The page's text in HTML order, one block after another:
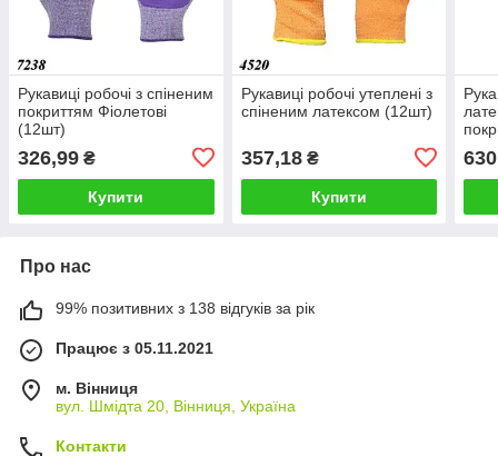
Рукавиці робочі з спіненим
покриттям Фіолетові
(12шт)
326,99 ₴
Купити
Рукавиці робочі утеплені з
спіненим латексом (12шт)
357,18₴
Купити
Про нас
99% позитивних з 138 відгуків за рік
Працює з 05.11.2021
м. Вінниця
вул. Шмідта 20, Вінниця, Україна
Контакти